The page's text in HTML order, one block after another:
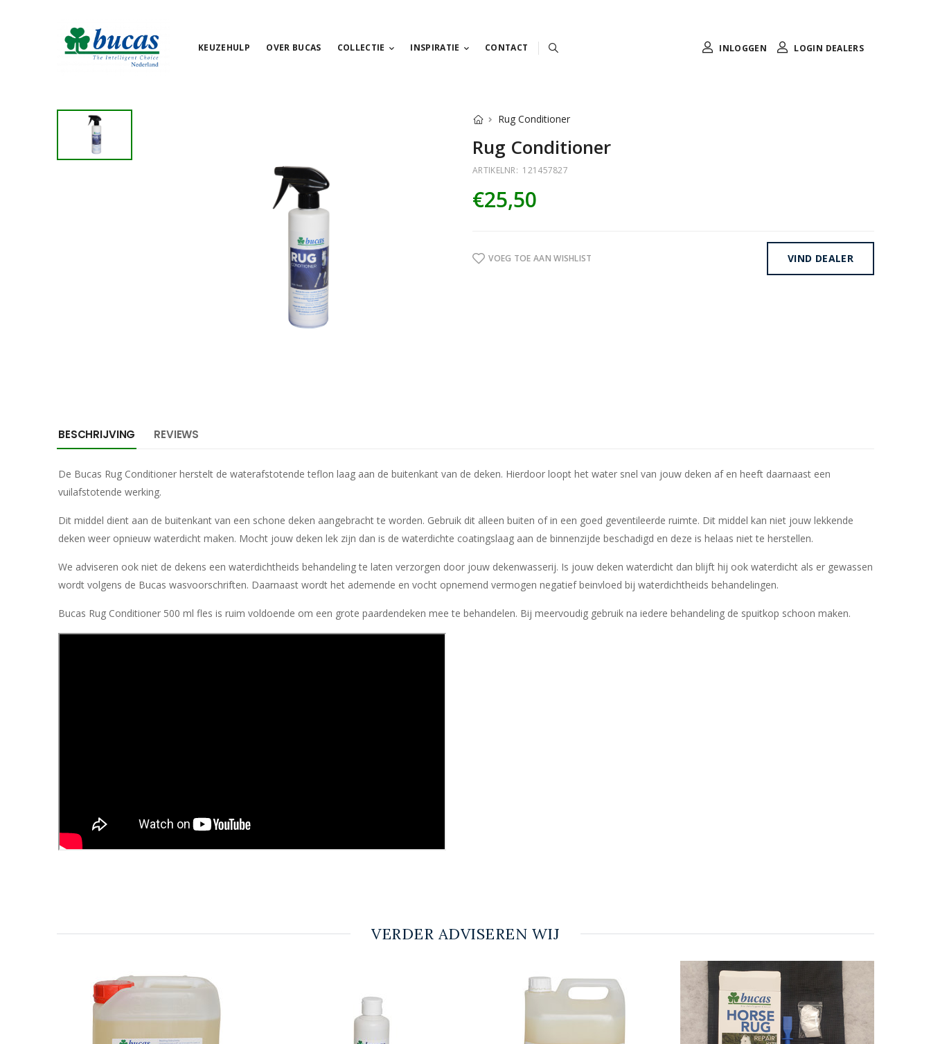
KEUZEHULP OVER BUCAS COLLECTIE INSPIRATIE CONTACT INLOGGEN LOGIN DEALERS
Rug Conditioner
Rug Conditioner
ARTIKELNR: 121457827
€25,50
VOEG TOE AAN WISHLIST VIND DEALER
BESCHRIJVING REVIEWS
De Bucas Rug Conditioner herstelt de waterafstotende teflon laag aan de buitenkant van de deken. Hierdoor loopt het water snel van jouw deken af en heeft daarnaast een
vuilafstotende werking.
Dit middel dient aan de buitenkant van een schone deken aangebracht te worden. Gebruik dit alleen buiten of in een goed geventileerde ruimte. Dit middel kan niet jouw lekkende
deken weer opnieuw waterdicht maken. Mocht jouw deken lek zijn dan is de waterdichte coatingslaag aan de binnenzijde beschadigd en deze is helaas niet te herstellen.
We adviseren ook niet de dekens een waterdichtheids behandeling te laten verzorgen door jouw dekenwasserij. Is jouw deken waterdicht dan blijft hij ook waterdicht als er gewassen
wordt volgens de Bucas wasvoorschriften. Daarnaast wordt het ademende en vocht opnemend vermogen negatief beinvloed bij waterdichtheids behandelingen.
Bucas Rug Conditioner 500 ml fles is ruim voldoende om een grote paardendeken mee te behandelen. Bij meervoudig gebruik na iedere behandeling de spuitkop schoon maken.
VERDER ADVISEREN WIJ